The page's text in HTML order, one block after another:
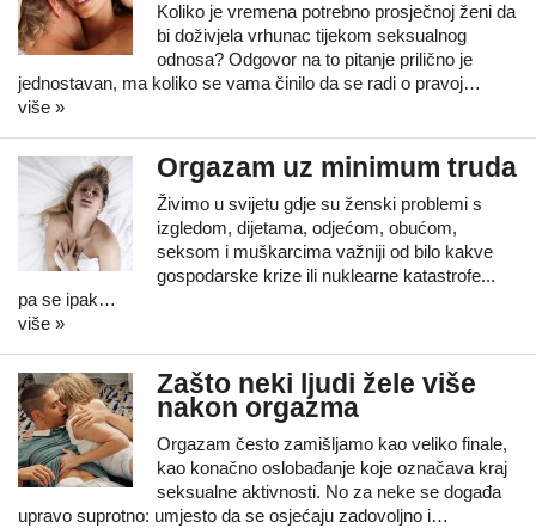
Koliko je vremena potrebno prosječnoj ženi da
bi doživjela vrhunac tijekom seksualnog
odnosa? Odgovor na to pitanje prilično je
jednostavan, ma koliko se vama činilo da se radi o pravoj…
više »
Orgazam uz minimum truda
Živimo u svijetu gdje su ženski problemi s
izgledom, dijetama, odjećom, obućom,
seksom i muškarcima važniji od bilo kakve
gospodarske krize ili nuklearne katastrofe...
pa se ipak…
više »
Zašto neki ljudi žele više
nakon orgazma
Orgazam često zamišljamo kao veliko finale,
kao konačno oslobađanje koje označava kraj
seksualne aktivnosti. No za neke se događa
upravo suprotno: umjesto da se osjećaju zadovoljno i…